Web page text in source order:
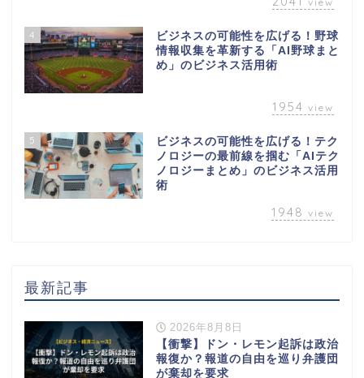
4
ビジネスの可能性を広げる！野球
情報収集を革新する「AI野球まと
め」のビジネス活用術
1954 view
5
ビジネスの可能性を広げる！テク
ノロジーの最前線を掴む「AIテク
ノロジーまとめ」のビジネス活用
術
1948 view
最新記事
2026年8月8日
【衝撃】ドン・レモン起訴は政治
報復か？報道の自由を巡り弁護団
が棄却を要求